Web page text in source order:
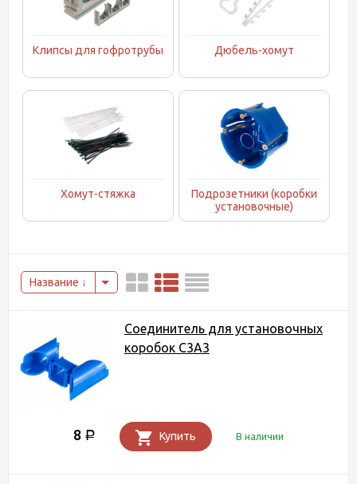
Клипсы для гофротрубы Дюбель-хомут
Хомут-стяжка
Подрозетники (коробки
установочные)
Название
Соединитель для установочных
коробок С3А3
8 Р Купить В наличии